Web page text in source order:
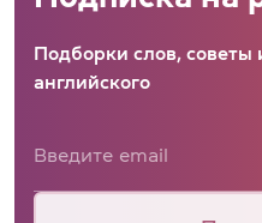
Подборки слов, советы
английского